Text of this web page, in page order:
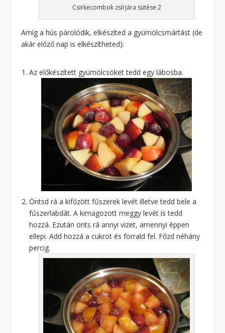
Csirkecombok zsírjára sütése 2
Amíg a hús párolódik, elkészíted a gyümölcsmártást (de
akár előző nap is elkészítheted):
Az előkészített gyümölcsöket tedd egy lábosba.
Öntsd rá a kifőzött fűszerek levét illetve tedd bele a
fűszerlabdát. A kimagozott meggy levét is tedd
hozzá. Ezután önts rá annyi vizet, amennyi éppen
ellepi. Add hozzá a cukrot és forrald fel. Főzd néhány
percig.